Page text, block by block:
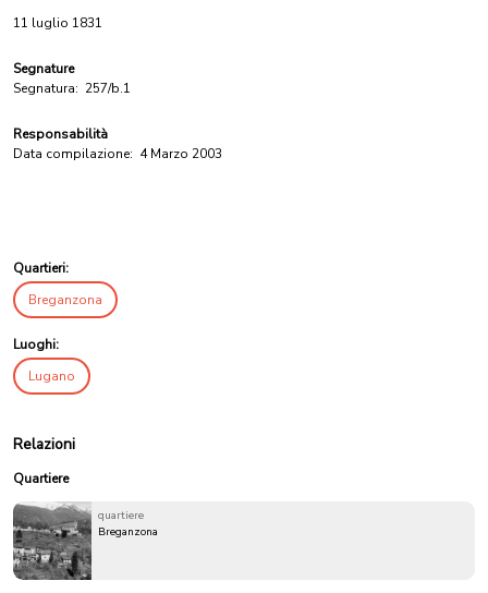
11 luglio 1831
Segnature
Segnatura: 257/b.1
Responsabilità
Data compilazione: 4 Marzo 2003
Quartieri:
Breganzona
Luoghi:
Lugano
Relazioni
Quartiere
quartiere
Breganzona